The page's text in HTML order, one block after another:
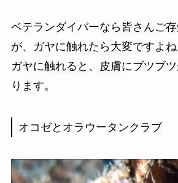
ベテランダイバーなら皆さんご
が、ガヤに触れたら大変ですよね
ガヤに触れると、皮膚にブツブ
ります。
オコゼとオラウータンクラブ